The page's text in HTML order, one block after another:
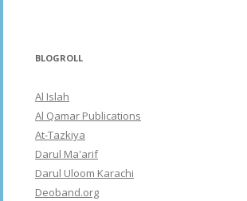
BLOGROLL
Al Islah
Al Qamar Publications
At-Tazkiya
Darul Ma'arif
Darul Uloom Karachi
Deoband.org